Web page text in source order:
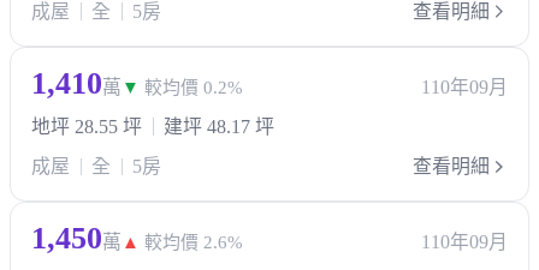
成屋 全 5房 查看明細
1,410萬 ▼ 較均價 0.2%
110年09月
地坪 28.55 坪
建坪 48.17 坪
成屋
全 5房 查看明細
1,450萬 ▲ 較均價 2.6%
110年09月